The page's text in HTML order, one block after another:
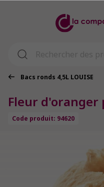
Bacs ronds 4,5L LOUISE
Fleur d'oranger
Code produit: 94620